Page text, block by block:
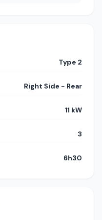
Type 2
Right Side - Rear
11 kW
3
6h30